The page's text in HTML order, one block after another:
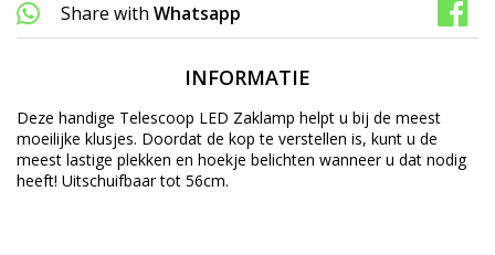
Share with Whatsapp
INFORMATIE
Deze handige Telescoop LED Zaklamp helpt u bij de meest
moeilijke klusjes. Doordat de kop te verstellen is, kunt u de
meest lastige plekken en hoekje belichten wanneer u dat nodig
heeft! Uitschuifbaar tot 56cm.